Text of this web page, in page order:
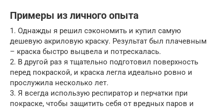
Примеры из личного опыта
1. Однажды я решил сэкономить и купил самую
дешевую акриловую краску. Результат был плачевным
– краска быстро выцвела и потрескалась.
2. В другой раз я тщательно подготовил поверхность
перед покраской, и краска легла идеально ровно и
прослужила несколько лет.
3. Я всегда использую респиратор и перчатки при
покраске, чтобы защитить себя от вредных паров и